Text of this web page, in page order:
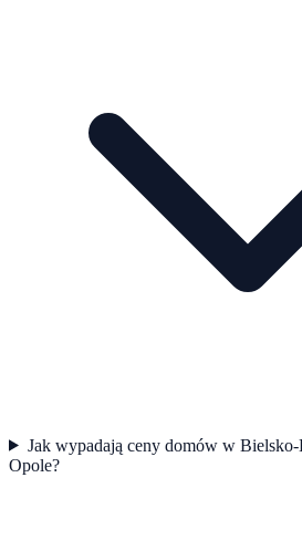
Jak wypadają ceny domów w
Opole?